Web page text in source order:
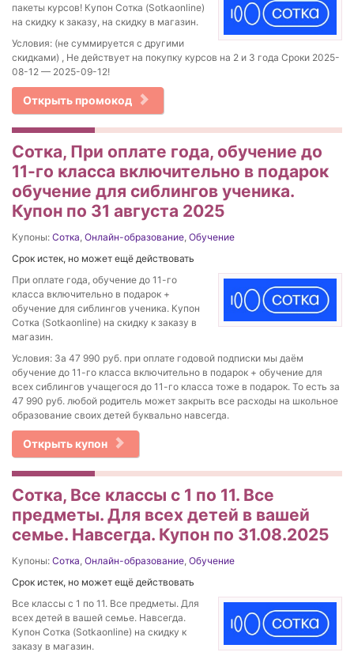
пакеты курсов! Купон Сотка (Sotkaonline)
на скидку к заказу, на скидку в магазин.
Условия: (не суммируется с другими
скидками) , Не действует на покупку курсов на 2 и 3 года Сроки 2025-
08-12 — 2025-09-12!
Открыть промокод
Сотка, При оплате года, обучение до
11-го класса включительно в подарок
обучение для сиблингов ученика.
Купон по 31 августа 2025
Купоны: Сотка Онлайн-образование Обучение
Срок истек, но может ещё действовать
При оплате года, обучение до 11-го
класса включительно в подарок +
обучение для сиблингов ученика. Купон
Сотка (Sotkaonline) на скидку к заказу в
магазин.
Условия: За 47 990 руб. при оплате годовой подписки мы даём
обучение до 11-го класса включительно в подарок + обучение для
всех сиблингов учащегося до 11-го класса тоже в подарок. То есть за
47 990 руб. любой родитель может закрыть все расходы на школьное
образование своих детей буквально навсегда.
Открыть купон
Сотка, Все классы с 1 по 11. Все
предметы. Для всех детей в вашей
семье. Навсегда. Купон по 31.08.2025
Купоны: Сотка Онлайн-образование Обучение
Срок истек, но может ещё действовать
Все классы с 1 по 11. Все предметы. Для
всех детей в вашей семье. Навсегда.
Купон Сотка (Sotkaonline) на скидку к
заказу в магазин.